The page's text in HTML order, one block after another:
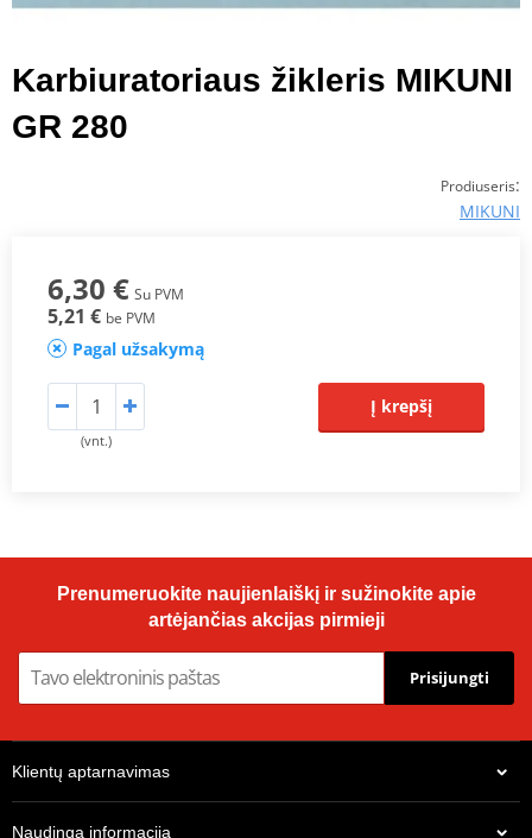
Karbiuratoriaus žikleris MIKUNI
GR 280
Prodiuseris:
MIKUNI
6,30 € Su PVM
5,21 € be PVM
Pagal užsakymą
(vnt.)
Į krepšį
Prenumeruokite naujienlaiškį ir sužinokite apie
artėjančias akcijas pirmieji
Prisijungti
Klientų aptarnavimas
Naudinga informacija